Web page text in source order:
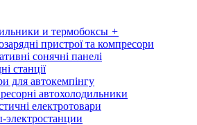
и термобоксы +
пристрої та компресори
сонячні панелі
станції
для автокемпінгу
автохолодильники
електротовари
электростанции